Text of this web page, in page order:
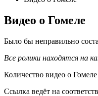
Видео о Гомеле
Было бы неправильно
Все ролики находятся на
Количество видео о
Ссылка ведёт на